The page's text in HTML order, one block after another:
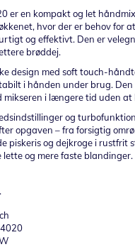
er en kompakt og let
hvor der er behov for
og effektivt. Den er
brøddej.
design med soft touch-
i hånden under brug.
mikseren i længere tid uden at
og
opgaven – fra forsigtig
piskeris og dejkroge i rustfrit
og mere faste blandinger.